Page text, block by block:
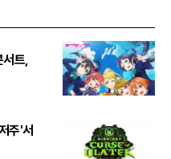
트,
주'서